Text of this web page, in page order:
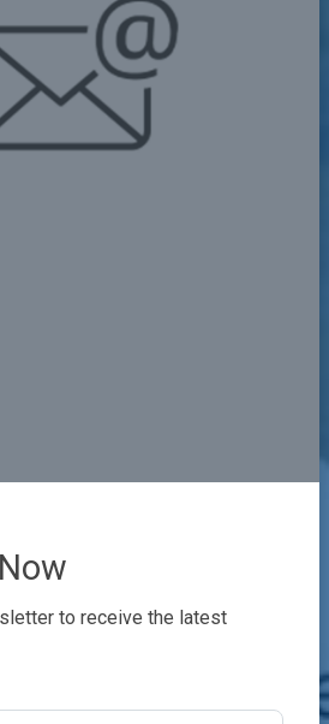
to receive the latest